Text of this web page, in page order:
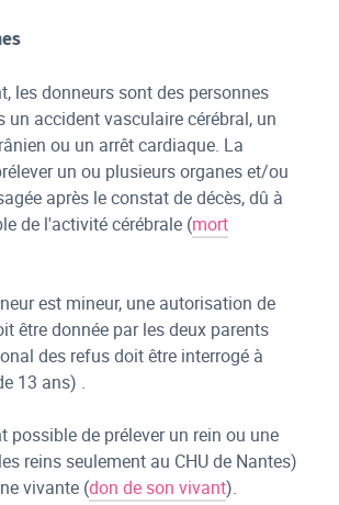
les donneurs sont des personnes
un accident vasculaire cérébral, un
ou un arrêt cardiaque. La
un ou plusieurs organes et/ou
après le constat de décès, dû à
de l'activité cérébrale (mort
est mineur, une autorisation de
être donnée par les deux parents
des refus doit être interrogé à
13 ans) .
possible de prélever un rein ou une
reins seulement au CHU de Nantes)
vivante (don de son vivant).